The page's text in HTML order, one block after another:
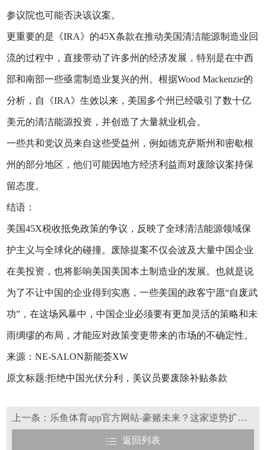
参议院也可能否决该议案。
更重要的是《IRA》的45X条款在推动美国清洁能源制造业回
流的过程中，直接带动了许多州的经济发展，特别是在中西
部和南部一些亟需制造业复兴的州。根据Wood Mackenzie的
分析，自《IRA》生效以来，美国多个州已经吸引了数十亿
美元的清洁能源投资，并创造了大量就业机会。
一些共和党议员来自这些受益州，例如德克萨斯州和密歇根
州的部分地区，他们可能因地方经济利益而对废除议案持保
留态度。
结语：
美国45X税收抵免政策的争议，反映了全球清洁能源领域保
护主义与全球化的碰撞。废除提案不仅会波及大量中国企业
在美投资，也将影响美国美国本土制造业的发展。也就是说
为了不让中国的企业得到实惠，一些美国的政客宁愿“自废武
功”，在这场风暴中，中国企业必须要有更加灵活的策略和未
雨绸缪的布局，才能应对政策变更带来的市场的不确定性。
来源：NE-SALON新能荟XW
原文标题:拒绝中国光伏分利，美议员要废除补贴条款
上一条：乐鱼体育app官方网站-豪赌未来？这家逆势扩产的光伏黑马拟赴港上市
返回列表